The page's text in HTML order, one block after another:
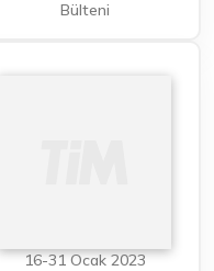
Bülteni
16-31 Ocak 2023